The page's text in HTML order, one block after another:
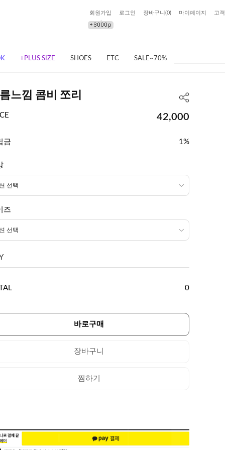
회원가입 로그인 장바구니(0) 마이페이지 고
+PLUS SIZE SHOES ETC SALE~70%
느낌 콤비 쪼리
42,000
금 1%
즈
0
바로구매
장바구니
찜하기